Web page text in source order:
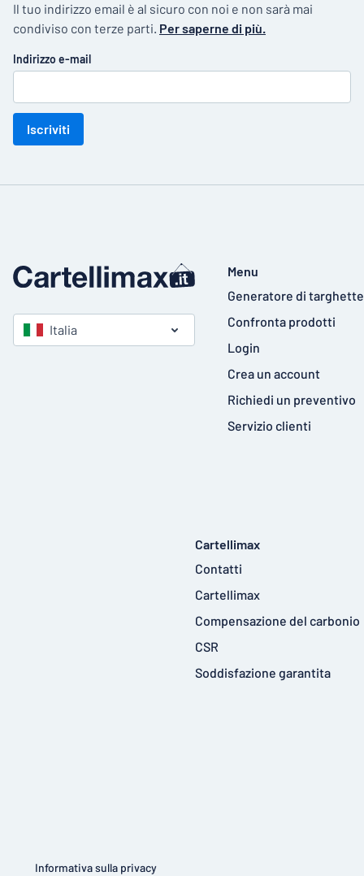
Il tuo indirizzo email è al sicuro con noi e non sarà mai
condiviso con terze parti. Per saperne di più.
Indirizzo e-mail
Iscriviti
Italia
Menu
Generatore di targhette
Confronta prodotti
Login
Crea un account
Richiedi un preventivo
Servizio clienti
Cartellimax
Contatti
Cartellimax
Compensazione del carbonio
CSR
Soddisfazione garantita
Informativa sulla privacy